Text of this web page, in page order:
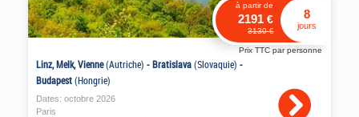
à partir de
2191€
3130€
8
jours
Prix TTC par personne
Linz, Melk, Vienne(Autriche) -Bratislava(Slovaquie) -
Budapest(Hongrie)
Dates: octobre 2026
Paris